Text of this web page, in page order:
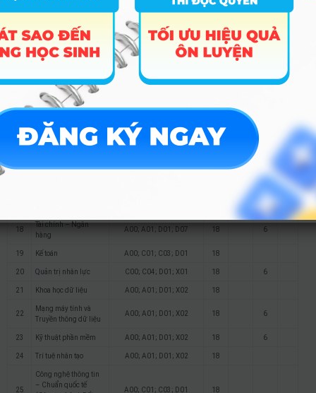
10 Quan hệ công chúng A01; C00; D01; D15 18 6
11
Quản trị kinh doanh –
Chuẩn quốc tế (Quản
trị doanh nghiệp và
A00; D01; C01; C03 18
Chuẩn quốc tế (Kinh
doanh sáng tạo)
13
Quản trị kinh doanh
thực phẩm
15 Marketing A00; D01; C01; C03 18
18
Tài chính – Ngân
hàng
A00; A01; D01; D07 18 6
19 Kế toán A00; C01; C03; D01 18
20 Quản trị nhân lực C00; C04; D01; X01 18 6
21 Khoa học dữ liệu A00; A01; D01; X02 18
22
Mạng máy tính và
Truyền thông dữ liệu
A00; A01; D01; X02 18 6
23 Kỹ thuật phần mềm A00; A01; D01; X02 18 6
24 Trí tuệ nhân tạo A00; A01; D01; X02 18
25
Công nghệ thông tin
– Chuẩn quốc tế
A00; C01; C03; D01 18